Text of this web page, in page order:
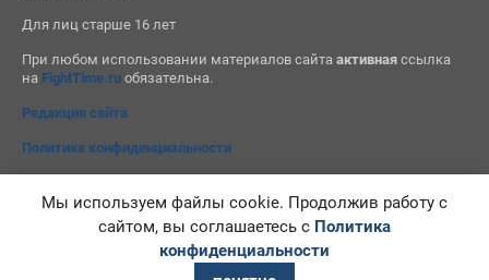
Для лиц старше 16 лет
При любом использовании материалов сайта активнаяссылка
на FightTime.ruобязательна.
Редакция сайта
Политика конфиденциальности
Мы используем файлы cookie. Продолжив работу с
сайтом, вы соглашаетесь с Политика
конфиденциальности